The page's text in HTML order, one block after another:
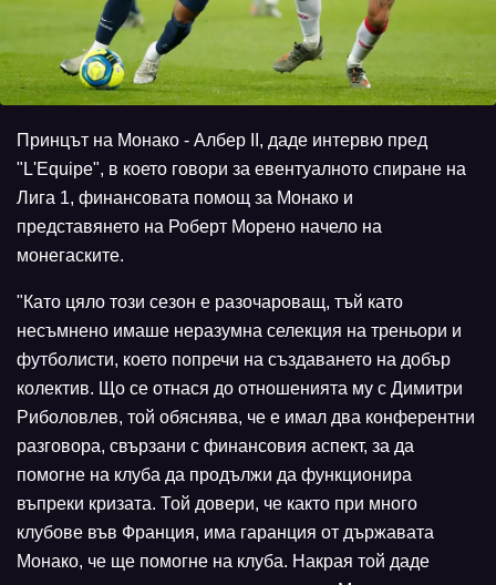
Принцът на Монако - Албер II, даде интервю пред
"L'Equipe", в което говори за евентуалното спиране на
Лига 1, финансовата помощ за Монако и
представянето на Роберт Морено начело на
монегаските.
"Като цяло този сезон е разочароващ, тъй като
несъмнено имаше неразумна селекция на треньори и
футболисти, което попречи на създаването на добър
колектив. Що се отнася до отношенията му с Димитри
Риболовлев, той обяснява, че е имал два конферентни
разговора, свързани с финансовия аспект, за да
помогне на клуба да продължи да функционира
въпреки кризата. Той довери, че както при много
клубове във Франция, има гаранция от държавата
Монако, че ще помогне на клуба. Накрая той даде